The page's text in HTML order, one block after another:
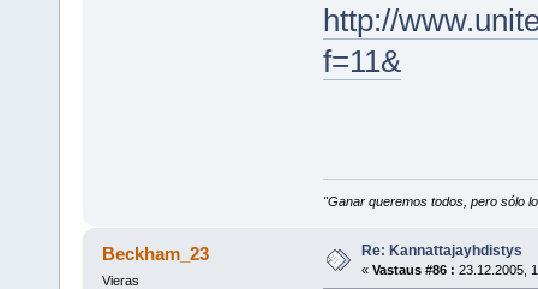
http://
f=11&
"Ganar queremos todos, pero sólo
Beckham_23
Vieras
Re: Kannattajayhdistys
« Vastaus #86 : 23.12.2005,